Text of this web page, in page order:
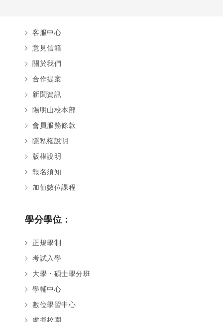
客服中心
意見信箱
關於我們
合作提案
新聞資訊
陽明山校本部
會員服務條款
隱私權說明
版權說明
報名須知
加值數位課程
學分學位：
正規學制
考試入學
大學・碩士學分班
學輔中心
數位學習中心
虛擬校園